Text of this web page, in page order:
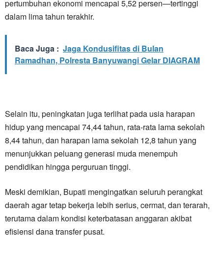
pertumbuhan ekonomi mencapai 5,52 persen—tertinggi
dalam lima tahun terakhir.
Baca Juga : Jaga Kondusifitas di Bulan
Ramadhan, Polresta Banyuwangi Gelar DIAGRAM
Selain itu, peningkatan juga terlihat pada usia harapan
hidup yang mencapai 74,44 tahun, rata-rata lama sekolah
8,44 tahun, dan harapan lama sekolah 12,8 tahun yang
menunjukkan peluang generasi muda menempuh
pendidikan hingga perguruan tinggi.
Meski demikian, Bupati mengingatkan seluruh perangkat
daerah agar tetap bekerja lebih serius, cermat, dan terarah,
terutama dalam kondisi keterbatasan anggaran akibat
efisiensi dana transfer pusat.